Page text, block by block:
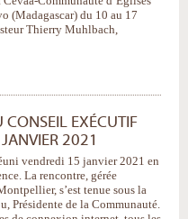
(Madagascar) du 10 au 17
Thierry Muhlbach,
EXÉCUTIF
2021
vendredi 15 janvier 2021 en
La rencontre, gérée
s’est tenue sous la
Présidente de la Communauté.